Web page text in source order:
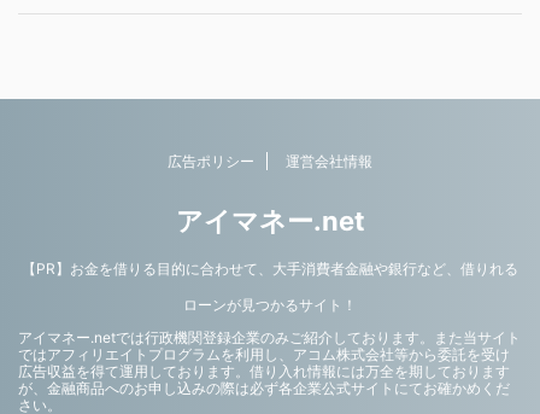
広告ポリシー 運営会社情報
アイマネー.net
【PR】お金を借りる目的に合わせて、大手消費者金融や銀行など、借りれる
ローンが見つかるサイト！
アイマネー.netでは行政機関登録企業のみご紹介しております。また当サイト
ではアフィリエイトプログラムを利用し、アコム株式会社等から委託を受け
広告収益を得て運用しております。借り入れ情報には万全を期しております
が、金融商品へのお申し込みの際は必ず各企業公式サイトにてお確かめくだ
さい。